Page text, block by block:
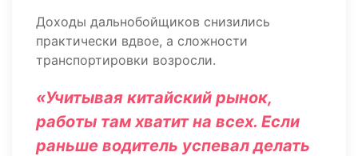
Доходы дальнобойщиков снизились
практически вдвое, а сложности
транспортировки возросли.
«Учитывая китайский рынок,
работы там хватит на всех. Если
раньше водитель успевал делать